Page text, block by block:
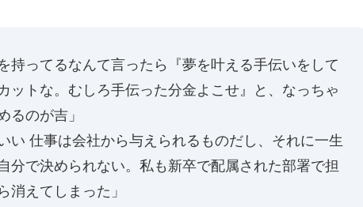
持ってるなんて言ったら『夢を叶える手伝いをして
ットな。むしろ手伝った分金よこせ』と、なっちゃ
るのが吉」
い 仕事は会社から与えられるものだし、それに一生
分で決められない。私も新卒で配属された部署で担
消えてしまった」